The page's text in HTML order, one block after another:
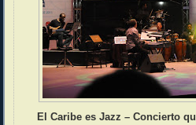
El Caribe es Jazz – Concierto